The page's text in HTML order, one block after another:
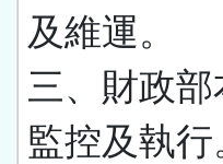
及維運。
三、財政
監控及執行